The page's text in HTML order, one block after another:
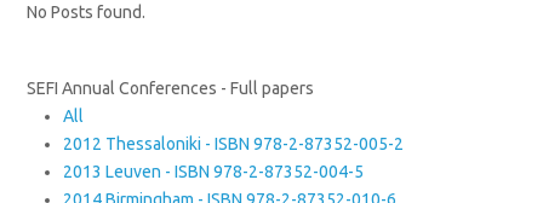
No Posts found.
SEFI Annual Conferences - Full papers
All
2012 Thessaloniki - ISBN 978-2-87352-005-2
2013 Leuven - ISBN 978-2-87352-004-5